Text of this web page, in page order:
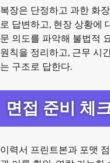
복장은 단정하고 과한 화
로 답변하고, 현장 상황에
문 의도를 파악해 불법적
원칙을 정리하고, 근무 시
는 구조로 답한다.
면접 준비 체
이력서 프린트본과 포맷